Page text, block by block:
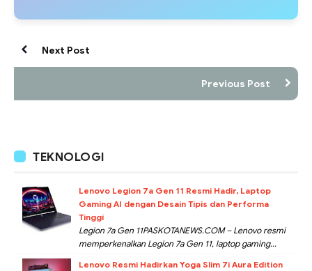
Next Post
Previous Post
TEKNOLOGI
Lenovo Legion 7a Gen 11 Resmi Hadir, Laptop
Gaming AI dengan Desain Tipis dan Performa
Tinggi
Legion 7a Gen 11PASKOTANEWS.COM – Lenovo resmi
memperkenalkan Legion 7a Gen 11, laptop gaming...
Lenovo Resmi Hadirkan Yoga Slim 7i Aura Edition